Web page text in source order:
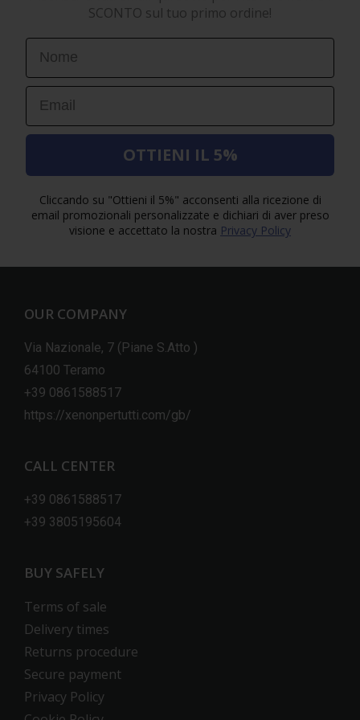
SCONTO sul tuo primo ordine!
First Name
Email
OTTIENI IL 5%
Cliccando su "Ottieni il 5%" acconsenti alla ricezione di
email promozionali personalizzate e dichiari di aver preso
visione e accettato la nostra Privacy Policy
OUR COMPANY
Via Nazionale, 7 (Piane S.Atto )
64100 Teramo
+39 0861588517
https://xenonpertutti.com/gb/
CALL CENTER
+39 0861588517
+39 3805195604
BUY SAFELY
Terms of sale
Delivery times
Returns procedure
Secure payment
Privacy Policy